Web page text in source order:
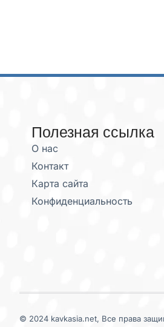
Полезная ссылка
О нас
Контакт
Карта сайта
Конфиденциальность
© 2024 kavkasia.net, Все права